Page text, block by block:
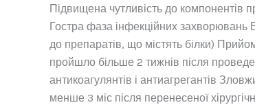
Підвищена чутливість до компонентів
Гостра фаза інфекційних захворювань
до препаратів, що містять білки)
пройшло більше 2 тижнів після
антикоагулянтів і антиагрегантів
менше 3 міс після перенесеної